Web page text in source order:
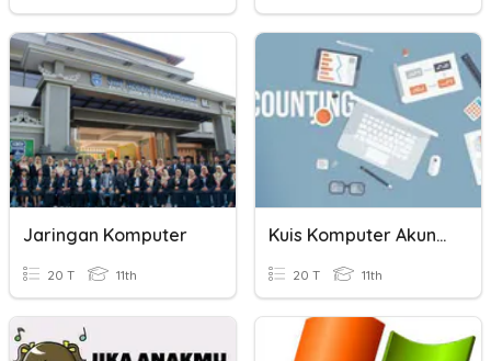
Jaringan Komputer
20 T 11th
Kuis Komputer Akuntansi
20 T 11th